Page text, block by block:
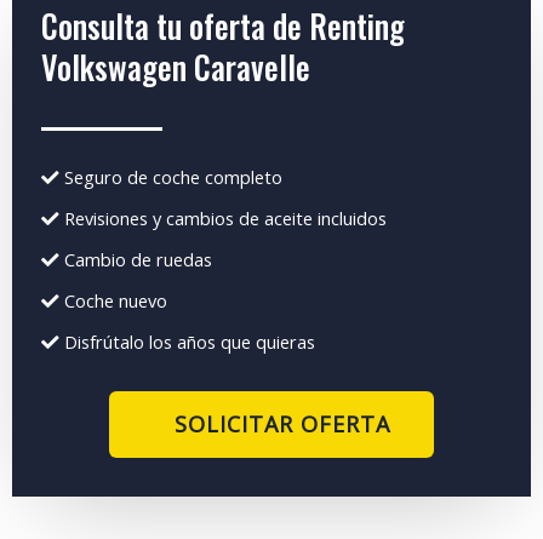
Consulta tu oferta de Renting
Volkswagen Caravelle
Seguro de coche completo
Revisiones y cambios de aceite incluidos
Cambio de ruedas
Coche nuevo
Disfrútalo los años que quieras
SOLICITAR OFERTA